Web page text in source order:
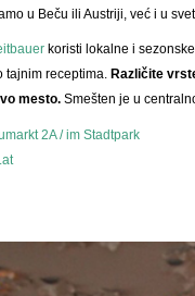
u Beču ili Austriji, već i u
koristi lokalne i
tajnim receptima. Različite
mesto. Smešten je u
2A / im Stadtpark